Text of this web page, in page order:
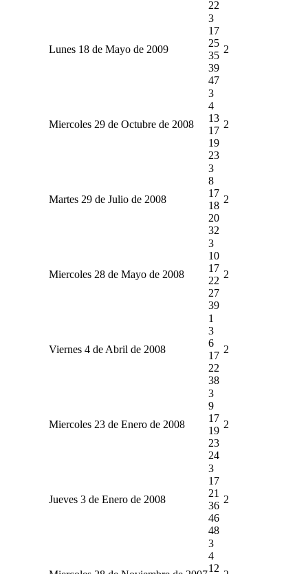
22
Lunes 18 de Mayo de 2009
3
17
25
35
39
47
2
Miercoles 29 de Octubre de 2008
3
4
13
17
19
23
2
Martes 29 de Julio de 2008
3
8
17
18
20
32
2
Miercoles 28 de Mayo de 2008
3
10
17
22
27
39
2
Viernes 4 de Abril de 2008
1
3
6
17
22
38
2
Miercoles 23 de Enero de 2008
3
9
17
19
23
24
2
Jueves 3 de Enero de 2008
3
17
21
36
46
48
2
3
4
12